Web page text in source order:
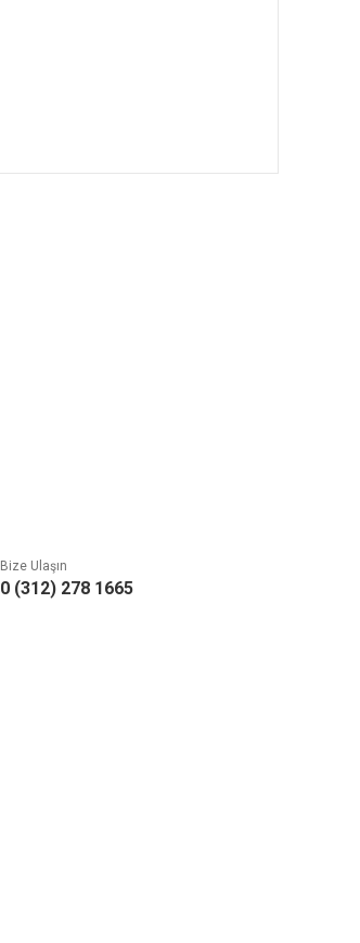
Bize Ulaşın
0 (312) 278 1665